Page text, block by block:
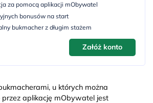
za pomocą aplikacji mObywatel
bonusów na start
bukmacher z długim stażem
Załóż konto
u których można
aplikację mObywatel jest